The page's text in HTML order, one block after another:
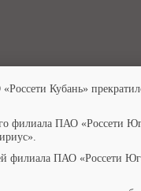
Кубань»
филиала ПАО «Россети
филиала ПАО «Россети